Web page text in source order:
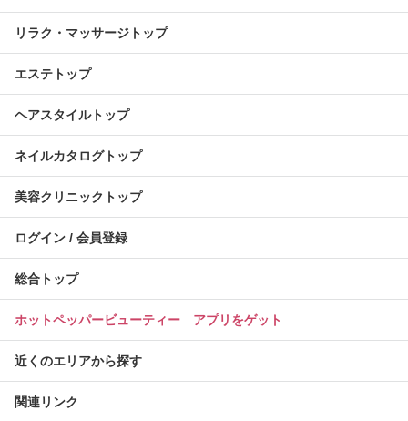
リラク・マッサージトップ
エステトップ
ヘアスタイルトップ
ネイルカタログトップ
美容クリニックトップ
ログイン / 会員登録
総合トップ
ホットペッパービューティー アプリをゲット
近くのエリアから探す
関連リンク